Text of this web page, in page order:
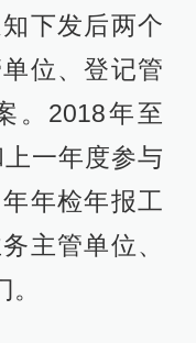
下发后两个
位、登记管
。2018年至
一年度参与
年检年报工
主管单位、